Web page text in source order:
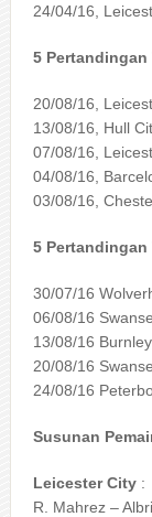
24/04/16,
5
20/08/16,
13/08/16, Hull
07/08/16,
04/08/16,
03/08/16,
5 Pertandingan
30/07/16
06/08/16
13/08/16
20/08/16
24/08/16
Susunan
Leicester City:
R. Mahrez –